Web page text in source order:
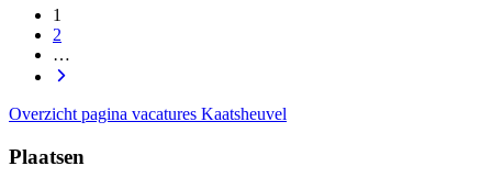
1
2
…
Overzicht pagina vacatures Kaatsheuvel
Plaatsen